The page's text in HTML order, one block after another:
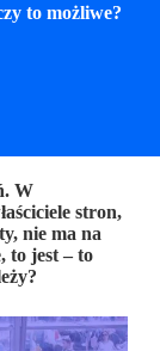
to możliwe?
W
stron,
nie ma na
to jest – to